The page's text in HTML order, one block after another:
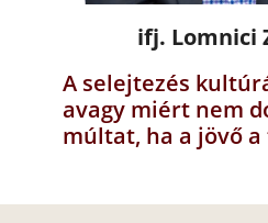
ifj. Lomnici
A selejtezés
avagy miért nem
múltat, ha a jövő